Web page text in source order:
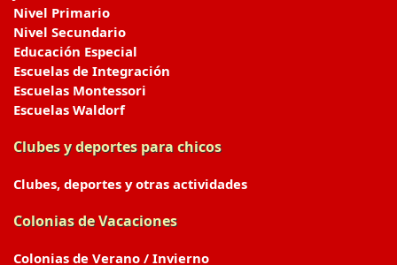
Nivel Primario
Nivel Secundario
Educación Especial
Escuelas de Integración
Escuelas Montessori
Escuelas Waldorf
Clubes y deportes para chicos
Clubes, deportes y otras actividades
Colonias de Vacaciones
Colonias de Verano / Invierno